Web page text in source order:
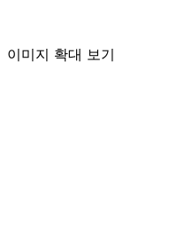
이미지 확대 보기